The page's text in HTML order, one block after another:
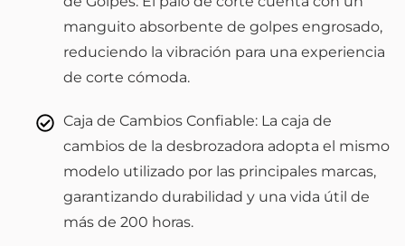
manguito absorbente de golpes engrosado,
reduciendo la vibración para una experiencia
de corte cómoda.
Caja de Cambios Confiable: La caja de
cambios de la desbrozadora adopta el mismo
modelo utilizado por las principales marcas,
garantizando durabilidad y una vida útil de
más de 200 horas.